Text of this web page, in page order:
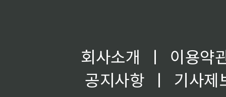
회사소개 ㅣ
이용약
공지사항
ㅣ
기사제